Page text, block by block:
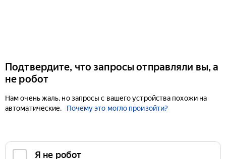
Подтвердите, что запросы отправляли вы, а
не робот
Нам очень жаль, но запросы с вашего устройства похожи на
автоматические.
Почему это могло произойти?